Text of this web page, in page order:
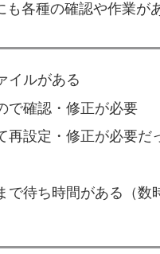
各種の確認や作業が
イルがある
で確認・修正が必要
設定・修正が必要だ
待ち時間がある（数